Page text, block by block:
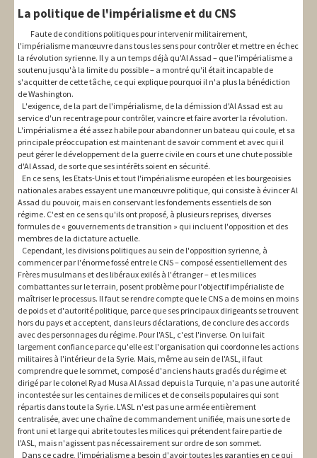
La politique de l'impérialisme et du CNS
Faute de conditions politiques pour intervenir militairement,
l'impérialisme manœuvre dans tous les sens pour contrôler et mettre en échec
la révolution syrienne. Il y a un temps déjà qu'Al Assad – que l'impérialisme a
soutenu jusqu'à la limite du possible – a montré qu'il était incapable de
s'acquitter de cette tâche, ce qui explique pourquoi il n'a plus la bénédiction
de Washington.
L'exigence, de la part de l'impérialisme, de la démission d'Al Assad est au
service d'un recentrage pour contrôler, vaincre et faire avorter la révolution.
L'impérialisme a été assez habile pour abandonner un bateau qui coule, et sa
principale préoccupation est maintenant de savoir comment et avec qui il
peut gérer le développement de la guerre civile en cours et une chute possible
d'Al Assad, de sorte que ses intérêts soient en sécurité.
En ce sens, les Etats-Unis et tout l'impérialisme européen et les bourgeoisies
nationales arabes essayent une manœuvre politique, qui consiste à évincer Al
Assad du pouvoir, mais en conservant les fondements essentiels de son
régime. C'est en ce sens qu'ils ont proposé, à plusieurs reprises, diverses
formules de « gouvernements de transition » qui incluent l'opposition et des
membres de la dictature actuelle.
Cependant, les divisions politiques au sein de l'opposition syrienne, à
commencer par l'énorme fossé entre le CNS – composé essentiellement des
Frères musulmans et des libéraux exilés à l'étranger – et les milices
combattantes sur le terrain, posent problème pour l'objectif impérialiste de
maîtriser le processus. Il faut se rendre compte que le CNS a de moins en moins
de poids et d'autorité politique, parce que ses principaux dirigeants se trouvent
hors du pays et acceptent, dans leurs déclarations, de conclure des accords
avec des personnages du régime. Pour l'ASL, c'est l'inverse. On lui fait
largement confiance parce qu'elle est l'organisation qui coordonne les actions
militaires à l'intérieur de la Syrie. Mais, même au sein de l'ASL, il faut
comprendre que le sommet, composé d'anciens hauts gradés du régime et
dirigé par le colonel Ryad Musa Al Assad depuis la Turquie, n'a pas une autorité
incontestée sur les centaines de milices et de conseils populaires qui sont
répartis dans toute la Syrie. L'ASL n'est pas une armée entièrement
centralisée, avec une chaîne de commandement unifiée, mais une sorte de
front uni et large qui abrite toutes les milices qui prétendent faire partie de
l'ASL, mais n'agissent pas nécessairement sur ordre de son sommet.
Dans ce cadre, l'impérialisme a besoin d'avoir toutes les garanties en ce qui